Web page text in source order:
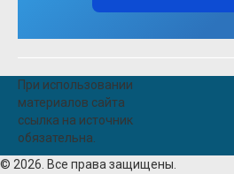
При использовании
материалов сайта
ссылка на источник
обязательна.
© 2026. Все права защищены.